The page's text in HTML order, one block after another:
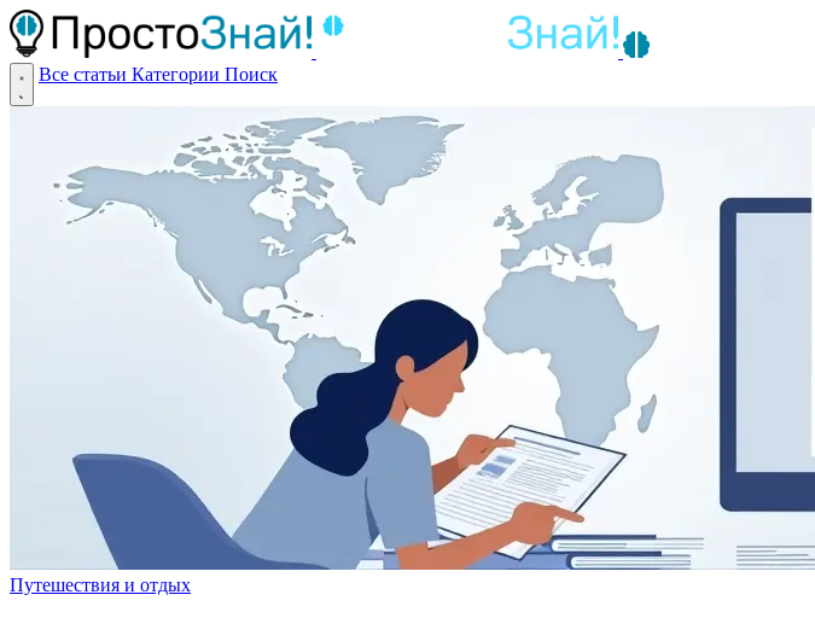
Все статьи Категории Поиск
Путешествия и отдых